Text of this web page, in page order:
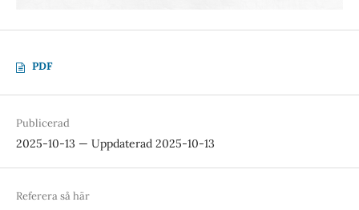
PDF
Publicerad
2025-10-13 — Uppdaterad 2025-10-13
Referera så här